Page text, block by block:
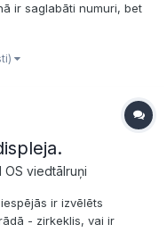
ir saglabāti numuri, bet
likt priekšā +371, bet
palīdzību!
OS viedtālruņi
ir izvēlēts
- zirkeklis, vai ir